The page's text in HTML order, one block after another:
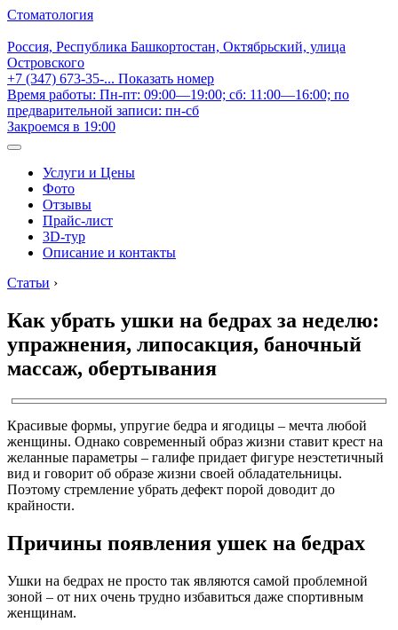
Стоматология
Россия, Республика Башкортостан, Октябрьский, улица
Островского
+7 (347) 673-35-... Показать номер
Время работы: Пн-пт: 09:00—19:00; сб: 11:00—16:00; по
предварительной записи: пн-сб
Закроемся в 19:00
Услуги и Цены
Фото
Отзывы
Прайс-лист
3D-тур
Описание и контакты
Статьи ›
Как убрать ушки на бедрах за неделю:
упражнения, липосакция, баночный
массаж, обертывания
Красивые формы, упругие бедра и ягодицы – мечта любой
женщины. Однако современный образ жизни ставит крест на
желанные параметры – галифе придает фигуре неэстетичный
вид и говорит об образе жизни своей обладательницы.
Поэтому стремление убрать дефект порой доводит до
крайности.
Причины появления ушек на бедрах
Ушки на бедрах не просто так являются самой проблемной
зоной – от них очень трудно избавиться даже спортивным
женщинам.